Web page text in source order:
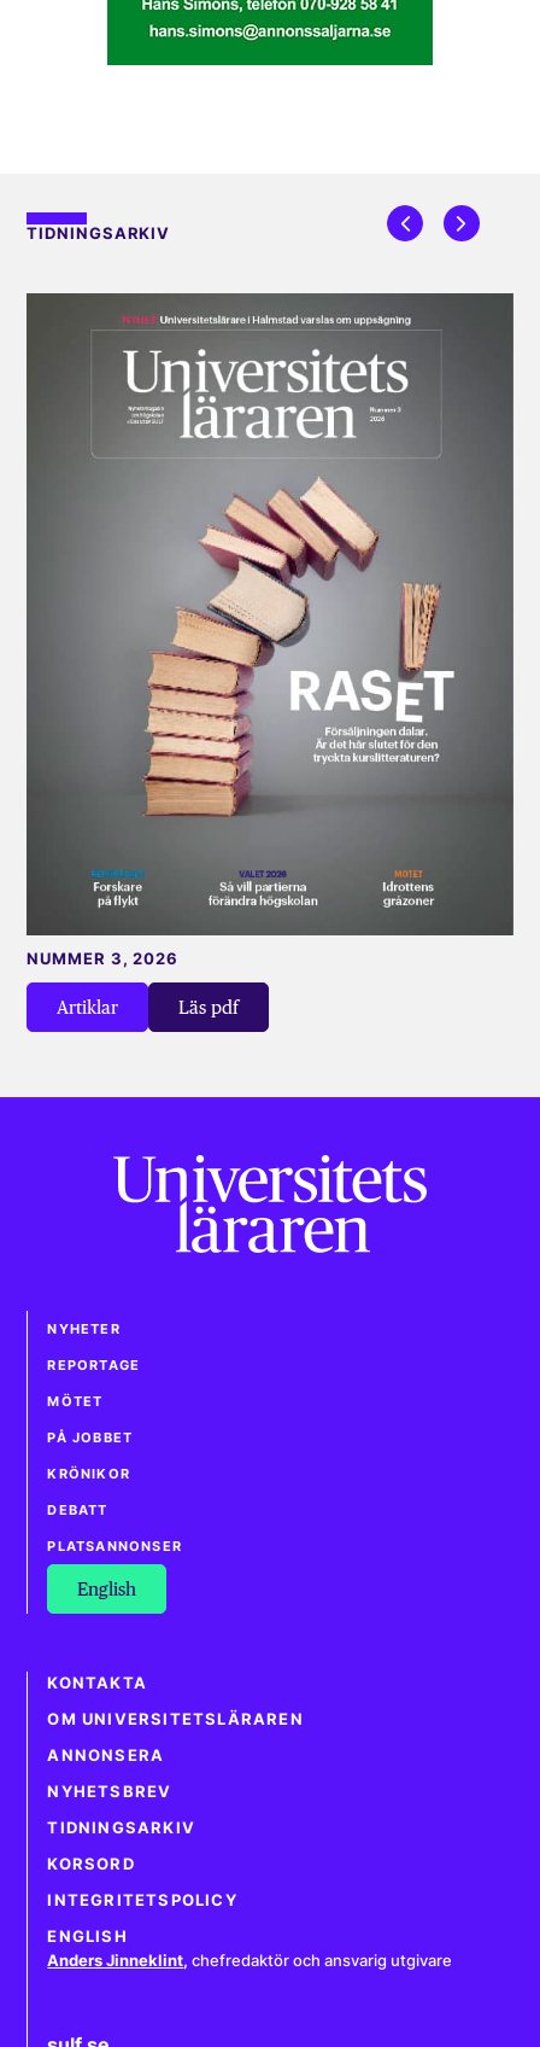
TIDNINGSARKIV
Artiklar Läs pdf
NUMMER 3, 2026
NYHETER
REPORTAGE
MÖTET
PÅ JOBBET
KRÖNIKOR
DEBATT
PLATSANNONSER
English
KONTAKTA
OM UNIVERSITETSLÄRAREN
ANNONSERA
NYHETSBREV
TIDNINGSARKIV
KORSORD
INTEGRITETSPOLICY
ENGLISH
Anders Jinneklint, chefredaktör och ansvarig utgivare